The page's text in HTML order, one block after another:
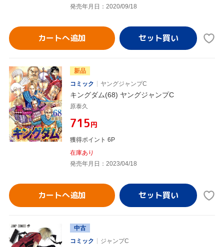
発売年月日：2020/09/18
カートへ追加
新品
コミック
ヤングジャンプC
キングダム(68) ヤングジャンプC
原泰久
¥715円
獲得ポイント 6P
在庫あり
発売年月日：2023/04/18
カートへ追加
中古
コミック
ジャンプC